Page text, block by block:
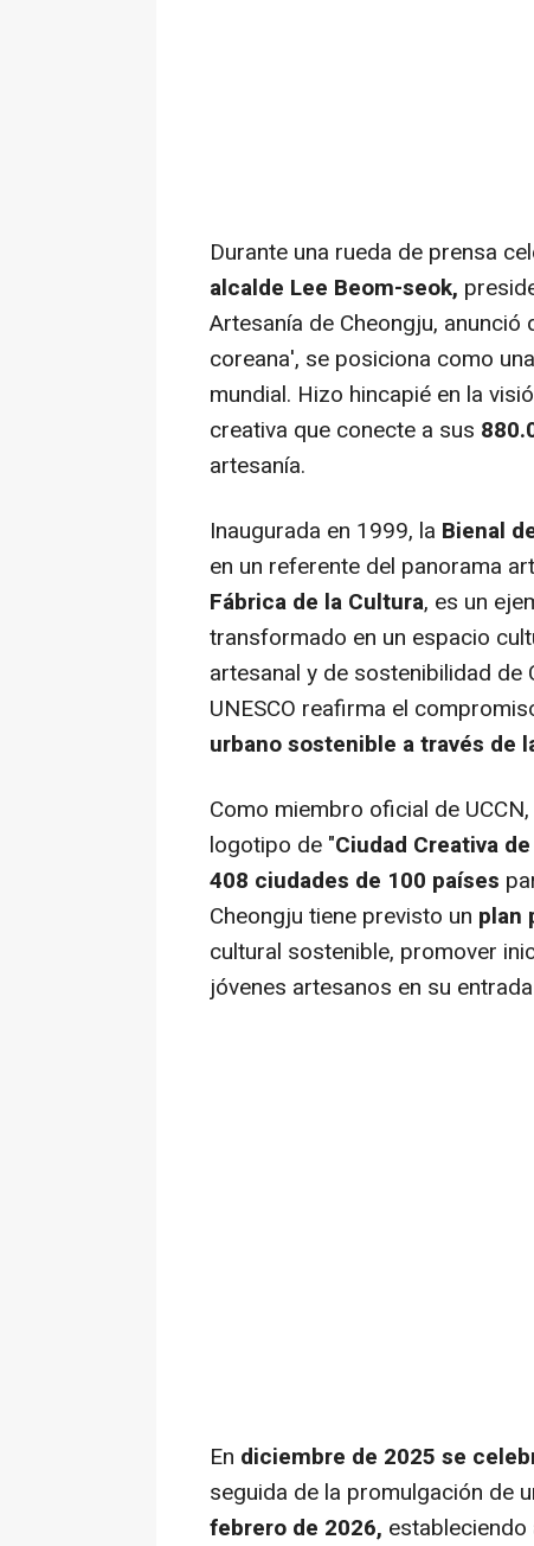
Durante una rueda de prensa
alcalde Lee Beom-seok,
Artesanía de Cheongju,
coreana', se posiciona como
mundial. Hizo hincapié en la
creativa que conecte a sus
artesanía.
Inaugurada en 1999, la Bienal
en un referente del panorama
Fábrica de la Cultura, es un
transformado en un espacio
artesanal y de sostenibilidad de
UNESCO reafirma el
urbano sostenible a través de
Como miembro oficial de
logotipo de "Ciudad Creativa de
408 ciudades de 100 países
Cheongju tiene previsto un plan
cultural sostenible, promover
jóvenes artesanos en su
En diciembre de 2025 se
seguida de la promulgación de
febrero de 2026,